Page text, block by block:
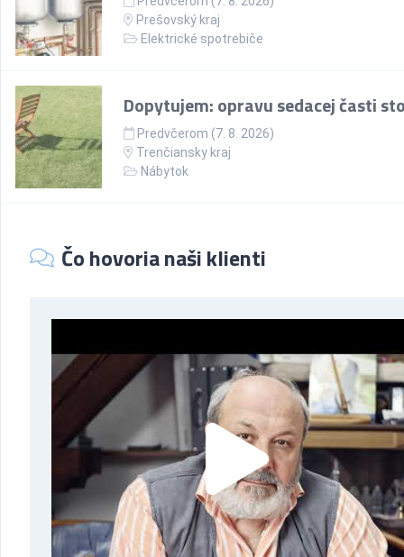
Prešovský kraj
Elektrické spotrebiče
Dopytujem: opravu sedacej časti
Predvčerom (7. 8. 2026)
Trenčiansky kraj
Nábytok
Čo hovoria naši klienti